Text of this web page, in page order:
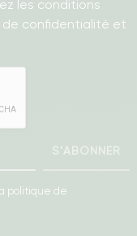
les conditions
confidentialité et
S'ABONNER
politique de